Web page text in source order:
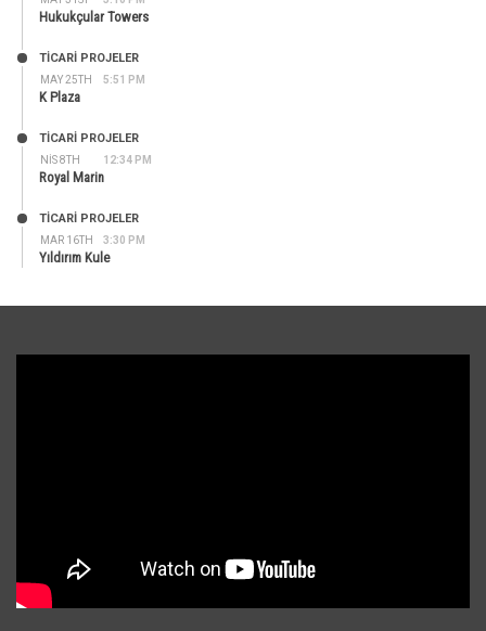
Hukukçular Towers
MAY 25TH 5:51 PM
TİCARİ PROJELER
K Plaza
NIS 8TH 12:34 PM
TİCARİ PROJELER
Royal Marin
MAR 16TH 3:30 PM
TİCARİ PROJELER
Yıldırım Kule